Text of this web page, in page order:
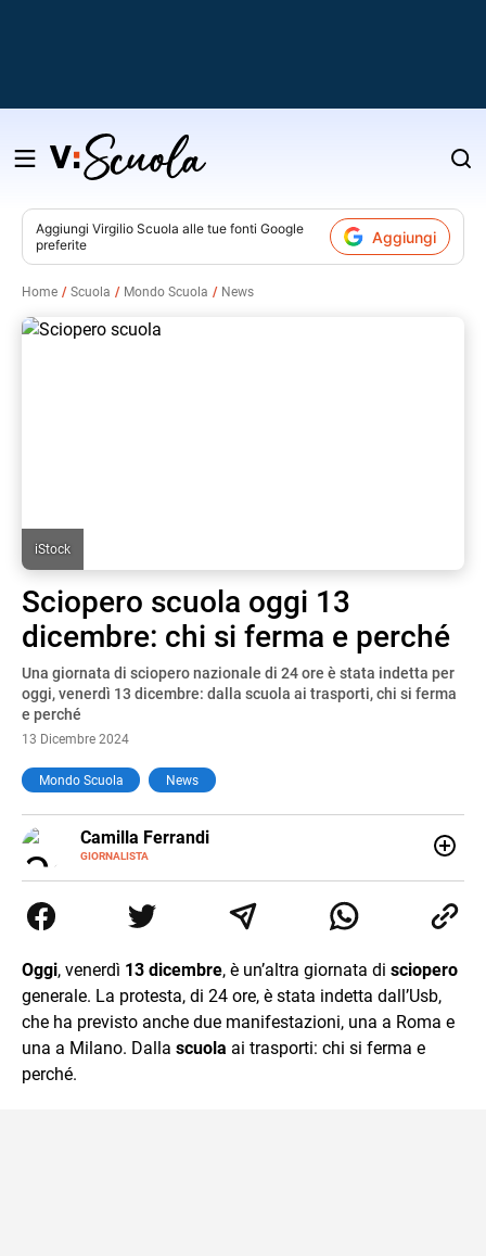
Salta
contenuto
Aggiungi Virgilio Scuola alle tue fonti Google
preferite
Aggiungi
Home Scuola Mondo Scuola News
iStock
Sciopero scuola oggi 13
dicembre: chi si ferma e perché
Una giornata di sciopero nazionale di 24 ore è stata indetta per
oggi, venerdì 13 dicembre: dalla scuola ai trasporti, chi si ferma
e perché
13 Dicembre 2024
Mondo Scuola News
Camilla Ferrandi
GIORNALISTA
E-
MAIL
LINKEDIN
di trasformare la passione per la scrittura in un lavoro, e
da lì non mi sono più fermata. L’attualità è il mio pane
mente.
Oggi, venerdì 13 dicembre, è un’altra giornata di sciopero
generale. La protesta, di 24 ore, è stata indetta dall’Usb,
che ha previsto anche due manifestazioni, una a Roma e
una a Milano. Dalla scuola ai trasporti: chi si ferma e
perché.